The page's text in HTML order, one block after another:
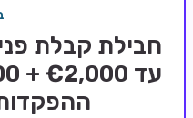
בלאקג'ק אונליין